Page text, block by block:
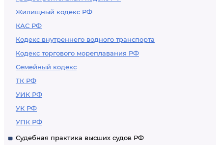
Жилищный кодекс РФ
КАС РФ
Кодекс внутреннего водного транспорта
Кодекс торгового мореплавания РФ
Семейный кодекс
ТК РФ
УИК РФ
УК РФ
УПК РФ
Судебная практика высших судов РФ